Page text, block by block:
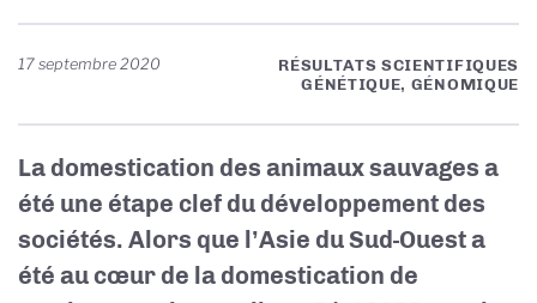
17 septembre 2020
RÉSULTATS SCIENTIFIQUES
GÉNÉTIQUE, GÉNOMIQUE
La domestication des animaux sauvages a
été une étape clef du développement des
sociétés. Alors que l’Asie du Sud-Ouest a
été au cœur de la domestication de